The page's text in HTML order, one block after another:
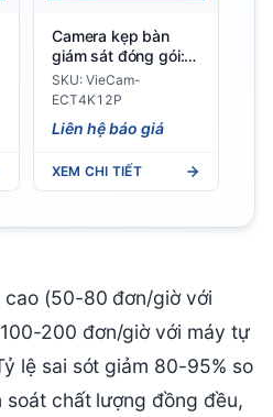
Camera kẹp bàn
giám sát đóng gói:
Giải pháp cho chuỗi
bán lẻ
SKU: VieCam-
ECT4K12P
Liên hệ báo giá
XEM CHI TIẾT
cao (50-80 đơn/giờ với
200 đơn/giờ với máy tự
lệ sai sót giảm 80-95% so
soát chất lượng đồng đều,